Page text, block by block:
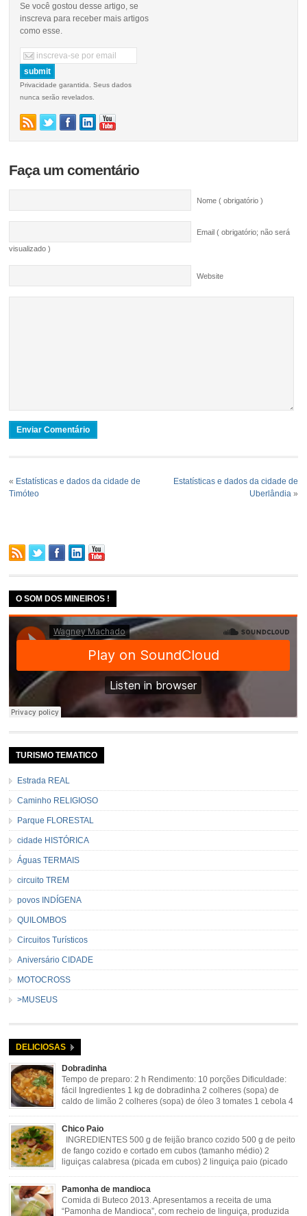
Se você gostou desse artigo, se
inscreva para receber mais artigos
como esse.
Privacidade garantida. Seus dados
nunca serão revelados.
Faça um comentário
Nome ( obrigatório )
Email ( obrigatório; não será
visualizado )
Website
« Estatísticas e dados da cidade de
Timóteo
Estatísticas e dados da cidade de
Uberlândia»
O SOM DOS MINEIROS !
TURISMO TEMATICO
Estrada REAL
Caminho RELIGIOSO
Parque FLORESTAL
cidade HISTÓRICA
Águas TERMAIS
circuito TREM
povos INDÍGENA
QUILOMBOS
Circuitos Turísticos
Aniversário CIDADE
MOTOCROSS
>MUSEUS
DELICIOSAS
Dobradinha
Tempo de preparo: 2 h Rendimento: 10 porções Dificuldade:
fácil Ingredientes 1 kg de dobradinha 2 colheres (sopa) de
caldo de limão 2 colheres (sopa) de óleo 3 tomates 1 cebola 4
gosto Modo de Preparo: Lavar muito bem a dobradinha com limão. Deixar de
molho […]
Chico Paio
INGREDIENTES 500 g de feijão branco cozido 500 g de peito
de fango cozido e cortado em cubos (tamanho médio) 2
liguiças calabresa (picada em cubos) 2 linguiça paio (picado
verde 2 dentes de alho amassado 3 colheres de óleo 2 […]
Pamonha de mandioca
Comida di Buteco 2013. Apresentamos a receita de uma
“Pamonha de Mandioca”, com recheio de linguiça, produzida